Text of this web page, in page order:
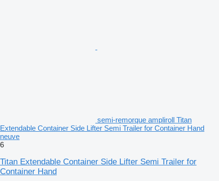
semi-remorque ampliroll Titan
Extendable Container Side Lifter Semi Trailer for Container Hand
neuve
6
Titan Extendable Container Side Lifter Semi Trailer for
Container Hand